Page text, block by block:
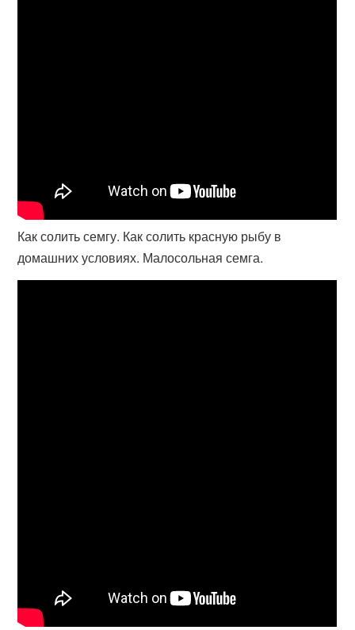
Как солить семгу. Как солить красную рыбу в
домашних условиях. Малосольная семга.